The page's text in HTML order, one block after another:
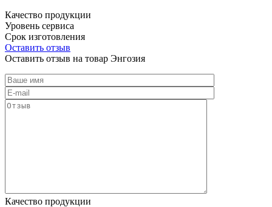
Качество продукции
Уровень сервиса
Срок изготовления
Оставить отзыв
Оставить отзыв на товар Энгозия
Качество продукции